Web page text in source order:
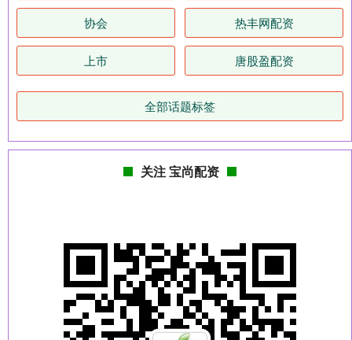
协会 热丰网配资
上市 唐股盈配资
全部话题标签
关注 宝尚配资